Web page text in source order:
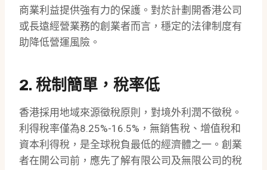
商業利益提供強有力的保護。對於計劃開香港公司
或長遠經營業務的創業者而言，穩定的法律制度有
助降低營運風險。
2. 稅制簡單，稅率低
香港採用地域來源徵稅原則，對境外利潤不徵稅。
利得稅率僅為8.25%-16.5%，無銷售稅、增值稅和
資本利得稅，是全球稅負最低的經濟體之一。創業
者在開公司前，應先了解有限公司及無限公司的稅